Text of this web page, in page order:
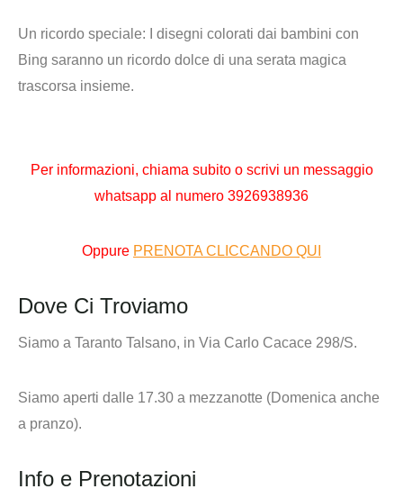
Un ricordo speciale: I disegni colorati dai bambini con
Bing saranno un ricordo dolce di una serata magica
trascorsa insieme.
Per informazioni, chiama subito o scrivi un messaggio
whatsapp al numero 3926938936
Oppure PRENOTA CLICCANDO QUI
Dove Ci Troviamo
Siamo a Taranto Talsano, in Via Carlo Cacace 298/S.
Siamo aperti dalle 17.30 a mezzanotte (Domenica anche
a pranzo).
Info e Prenotazioni